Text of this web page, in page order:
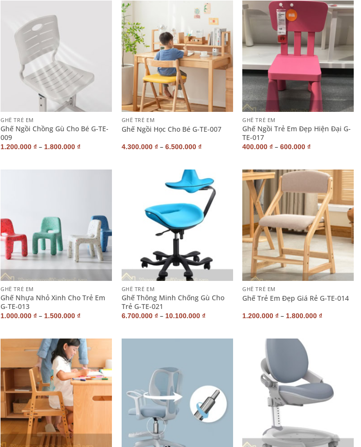
GHẾ TRẺ EM
Ghế Ngồi Chồng Gù Cho Bé G-TE-
009
1.200.000₫ –1.800.000₫
GHẾ TRẺ EM
Ghế Ngồi Học Cho Bé G-TE-007
4.300.000 ₫– 6.500.000 ₫
GHẾ TRẺ EM
Ghế Ngồi Trẻ Em Đẹp Hiện Đại G-
TE-017
400.000₫ –600.000₫
GHẾ TRẺ EM
Ghế Nhựa Nhỏ Xinh Cho Trẻ Em
G-TE-013
1.000.000₫ –1.500.000₫
GHẾ TRẺ EM
Ghế Thông Minh Chống Gù Cho
Trẻ G-TE-021
6.700.000 ₫– 10.100.000 ₫
+
GHẾ TRẺ EM
Ghế Trẻ Em Đẹp Giá Rẻ G-TE-014
1.200.000₫ –1.800.000₫